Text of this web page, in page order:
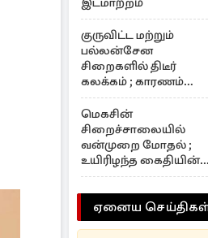
குருவிட்ட மற்றும்
பல்லன்சேன
சிறைகளில் திடீர்
கலக்கம் ; காரணம்
குறித்து தீவிர
விசாரணை
மெகசின்
சிறைச்சாலையில்
வன்முறை மோதல் ;
உயிரிழந்த கைதியின்
பின்னணி
ஏனைய